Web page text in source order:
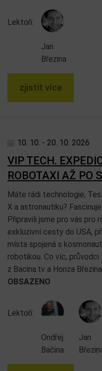
Lektoři:
Jan
Březina
zjistit více
10. 10. - 20. 10. 2026
VIP TECH.
ROBOTAXI AŽ PO
Máte rádi technologie,
X a astronautiku?
Připravili jsme pro vás pro
exkluzivní cesty do USA,
místa spojená s
robotikou. Co víc,
z Bacina.tv a Honza
OBSAZENO
Lektoři:
Ondřej
Bačina
Jan